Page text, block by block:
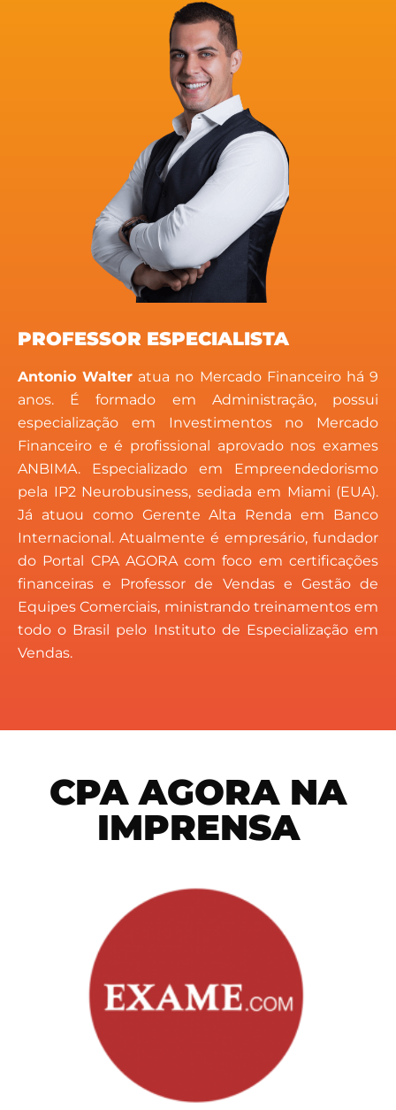
PROFESSOR ESPECIALISTA
Antonio Walter atua no Mercado Financeiro há 9
anos. É formado em Administração, possui
especialização em Investimentos no Mercado
Financeiro e é profissional aprovado nos exames
ANBIMA. Especializado em Empreendedorismo
pela IP2 Neurobusiness, sediada em Miami (EUA).
Já atuou como Gerente Alta Renda em Banco
Internacional. Atualmente é empresário, fundador
do Portal CPA AGORA com foco em certificações
financeiras e Professor de Vendas e Gestão de
Equipes Comerciais, ministrando treinamentos em
todo o Brasil pelo Instituto de Especialização em
Vendas.
CPA AGORA NA
IMPRENSA